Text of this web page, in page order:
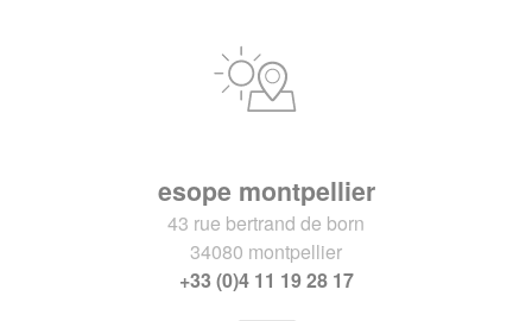
esope montpellier
43 rue bertrand de born
34080 montpellier
+33 (0)4 11 19 28 17